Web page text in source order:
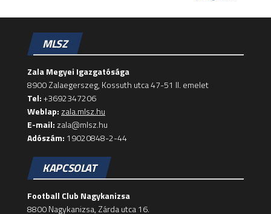
MLSZ
Zala Megyei Igazgatósága
8900 Zalaegerszeg, Kossuth utca 47-51 II. emelet
Tel:+3692347206
Weblap: zala.mlsz.hu
E-mail: zala@mlsz.hu
Adószám: 19020848-2-44
KAPCSOLAT
Football Club Nagykanizsa
8800 Nagykanizsa, Zárda utca 16.